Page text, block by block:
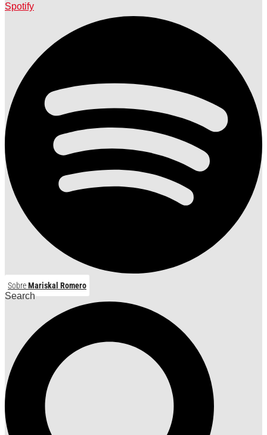
Spotify
SobreMariskal Romero
Search